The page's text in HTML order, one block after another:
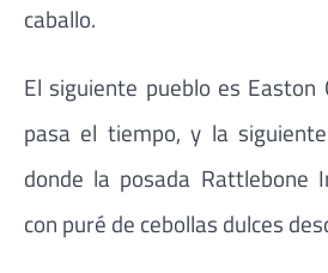
caballo.
El siguiente pueblo es Easton
pasa el tiempo, y la
donde la posada Rattlebone
con puré de cebollas dulces